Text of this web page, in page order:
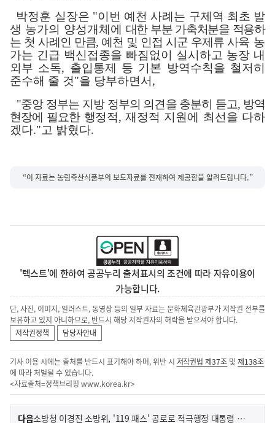
박정훈 실장은 "이번 예천 사례는 구제역 최초 발
생 농가의 양성개체에 대한 부분 가축처분을 적용하
는 첫 사례인 만큼, 예천 및 인접 시군 우제류 사육 농
가는 긴급 백신접종을 빠짐없이 실시하고 농장 내
외부 소독, 출입통제 등 기본 방역수칙을 철저히
준수해 줄 것"을 당부하면서,
"중앙 정부는 지방 정부의 의견을 충분히 듣고, 방역
현장에 필요한 행정적, 재정적 지원에 최선을 다하
겠다."고 밝혔다.
“이 자료는 농림축산식품부의 보도자료를 전재하여 제공함을 알려드립니다.”
'텍스트'에 한하여 공공누리 출처표시의 조건에 따라 자유이용이
가능합니다.
단, 사진, 이미지, 일러스트, 동영상 등의 일부 자료는 문화체육관광부가 저작권 전부를
보유하고 있지 아니하므로, 반드시 해당 저작권자의 허락을 받으셔야 합니다.
저작권정책
담당자안내
기사 이용 시에는 출처를 반드시 표기해야 하며, 위반 시 저작권법 제37조 및제138조
에 따라 처벌될 수 있습니다.
<자료출처=정책브리핑 www.korea.kr>
이다음기 소방청 이경진 소방위, '119 패스' 공로로 적극행정 대통령 표창 영예